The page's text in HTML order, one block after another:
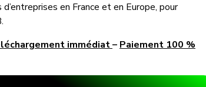
en France et en Europe, pour
immédiat– Paiement 100 %